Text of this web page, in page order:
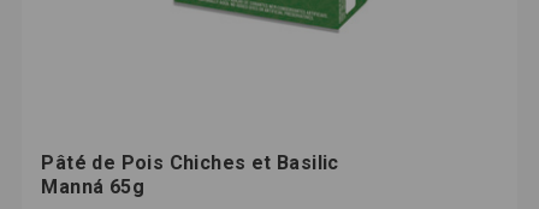
Pâté de Pois Chiches et Basilic
Manná 65g